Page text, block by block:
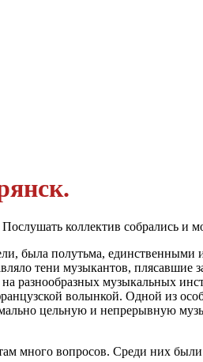
коллектив собрались и
была полутьма, единственными
тени музыкантов, плясавшие
разнообразных музыкальных
волынкой. Одной из
цельную и непре­рывную
много вопросов. Среди них